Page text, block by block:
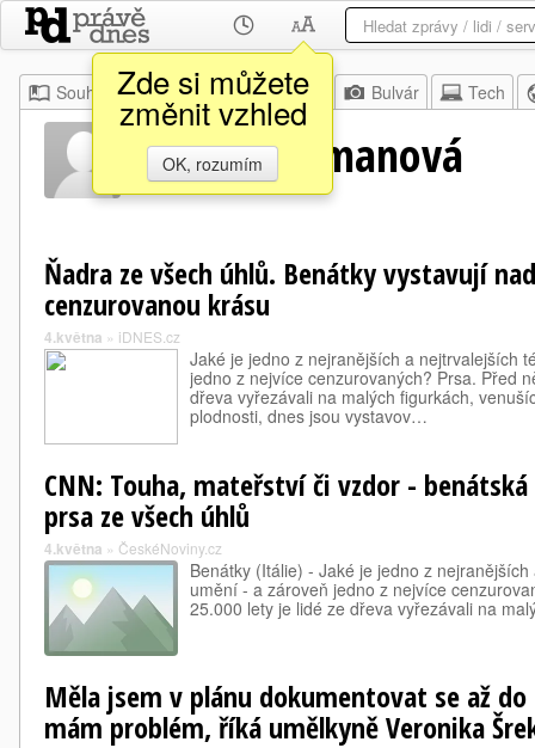
Zde si můžete
změnit vzhled
OK, rozumím
Souhrn Moje Z domova Bulvár Tech
Cindy Shermanová
Ňadra ze všech úhlů. Benátky vystavují
cenzurovanou krásu
4.května » iDNES.cz
Jaké je jedno z nejranějších a nejtrvalejších
jedno z nejvíce cenzurovaných? Prsa. Před
dřeva vyřezávali na malých figurkách,
plodnosti, dnes jsou vystavov…
CNN: Touha, mateřství či vzdor -
prsa ze všech úhlů
4.května » ČeskéNoviny.cz
Benátky (Itálie) - Jaké je jedno z
umění - a zároveň jedno z nejvíce
25.000 lety je lidé ze dřeva vyřezávali na
Měla jsem v plánu dokumentovat se až
mám problém, říká umělkyně Veronika